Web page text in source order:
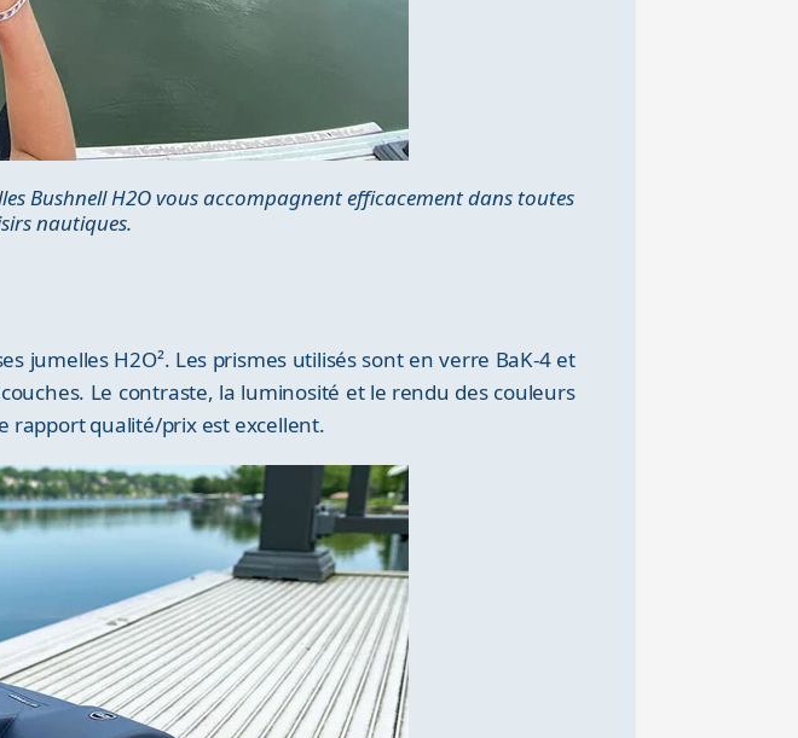
Bushnell H2O vous accompagnent efficacement dans toutes
nautiques.
jumelles H2O². Les prismes utilisés sont en verre BaK-4 et
Le contraste, la luminosité et le rendu des couleurs
rapport qualité/prix est excellent.